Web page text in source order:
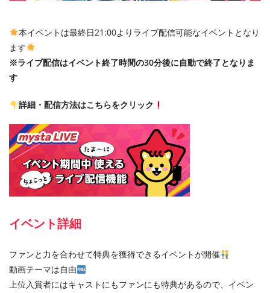
本イベントは最終日21:00よりライブ配信可能なイベントとなり
ます
※ライブ配信はイベント終了時間の30分後に自動で終了となりま
す
詳細・配信方法はこちらをクリック
イベント詳細
ファンと力を合わせて特典を獲得できるイベントが開催
動画テーマは自由
上位入賞者にはキャストにもファンにも特典があるので、イベン